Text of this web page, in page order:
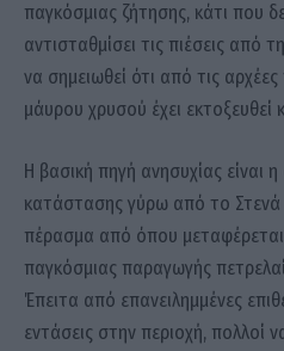
παγκόσμιας ζήτησης, κάτι που
αντισταθμίσει τις πιέσεις από
να σημειωθεί ότι από τις
μάυρου χρυσού έχει εκτοξευθεί
Η βασική πηγή ανησυχίας είναι
κατάστασης γύρω από το
πέρασμα από όπου
παγκόσμιας παραγωγής
Έπειτα από επανειλημμένες
εντάσεις στην περιοχή, πολλοί